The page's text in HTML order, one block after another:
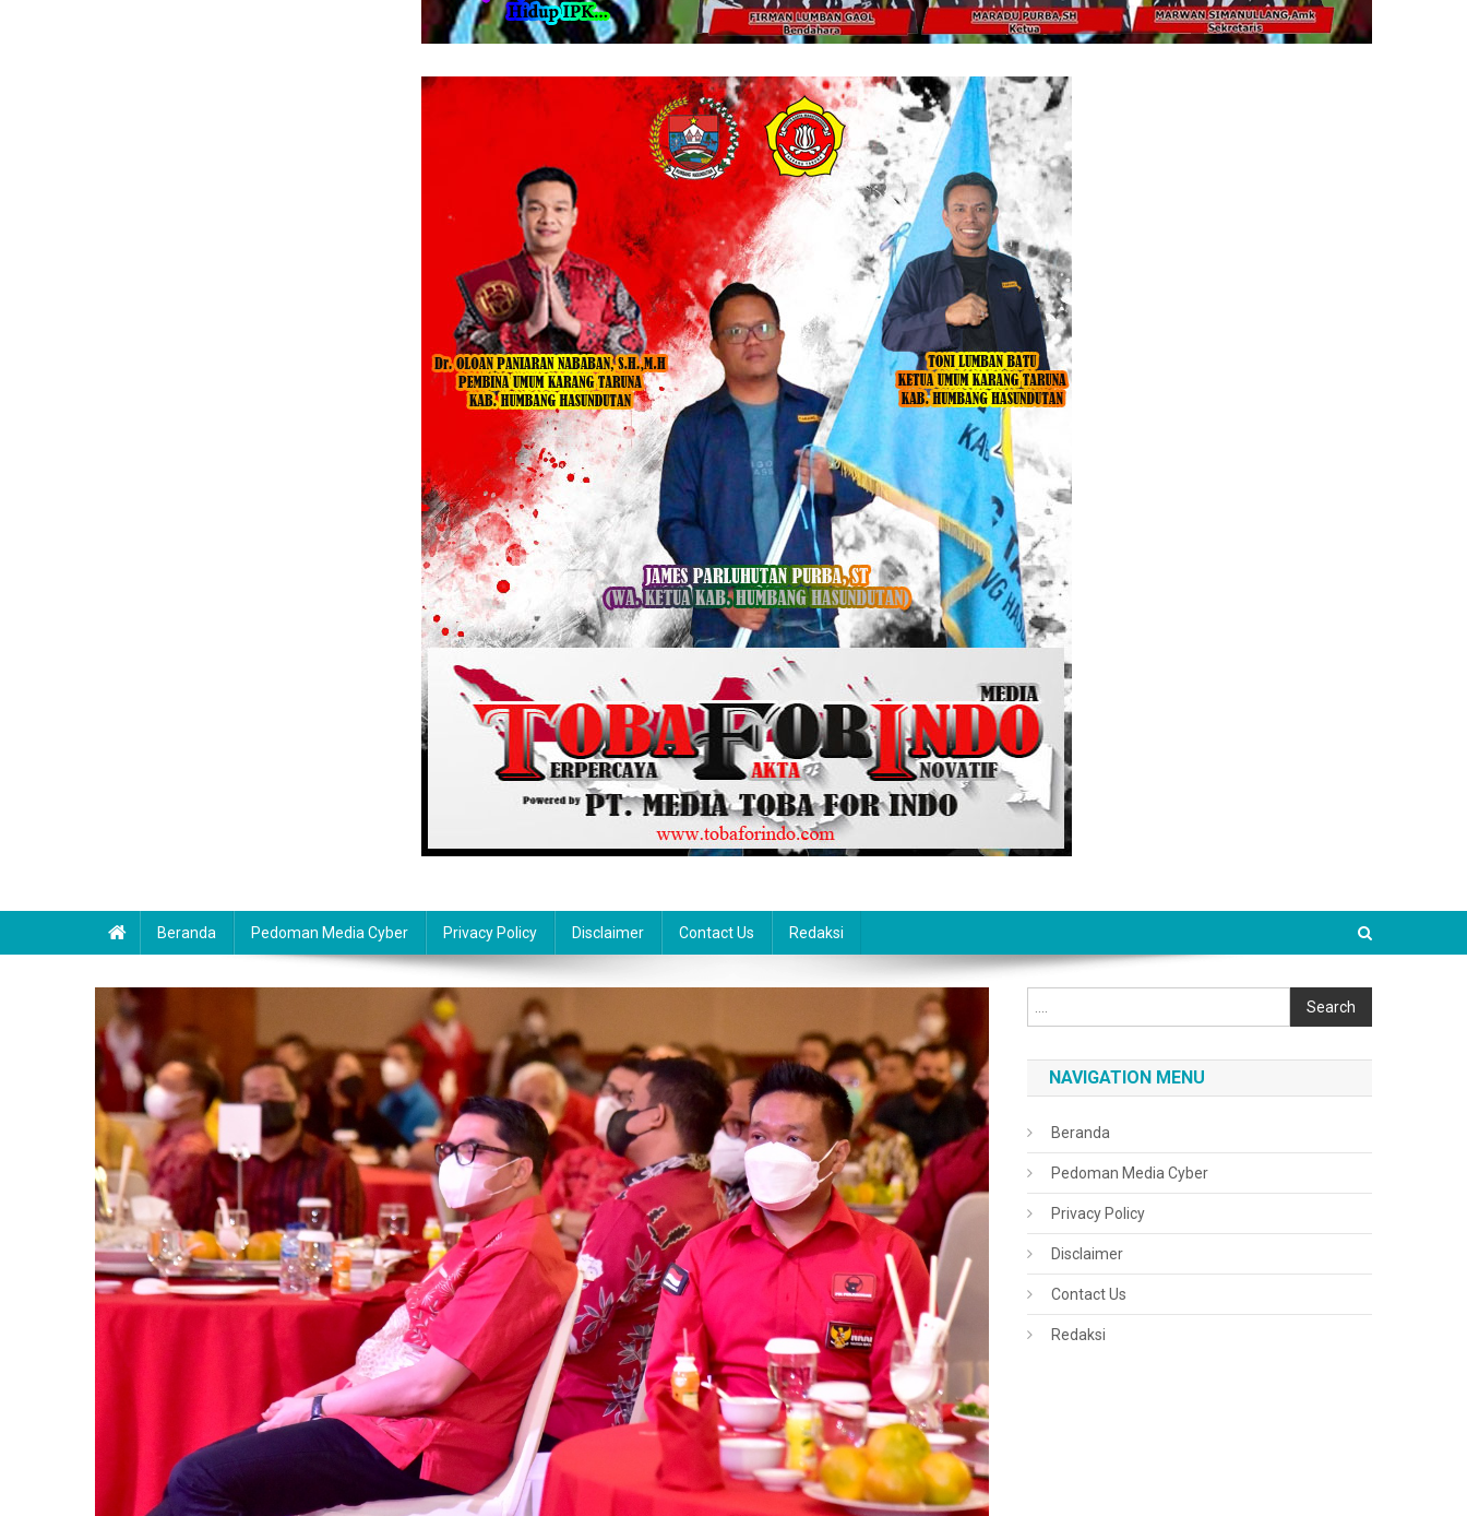
Beranda Pedoman Media Cyber Privacy Policy Disclaimer Contact Us Redaksi
Search
NAVIGATION MENU
Beranda
Pedoman Media Cyber
Privacy Policy
Disclaimer
Contact Us
Redaksi